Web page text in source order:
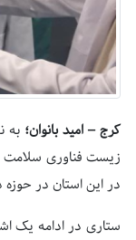
کرج – امید بانوان؛ به
زیست فناوری سلامت
در این استان در
ستاری در ادامه یک